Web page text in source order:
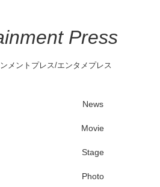
Press
ントプレス/エンタメプレス
News
Movie
Stage
Photo